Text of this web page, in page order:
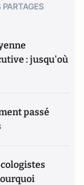
PARTAGES
: jusqu'où
passé